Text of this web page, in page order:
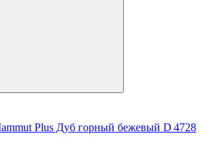
Plus Дуб горный бежевый D 4728